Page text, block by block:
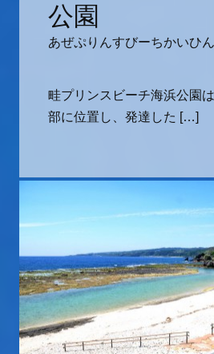
公園
あぜぷりんすびーちかいひ
畦プリンスビーチ海浜公園
部に位置し、発達した […]